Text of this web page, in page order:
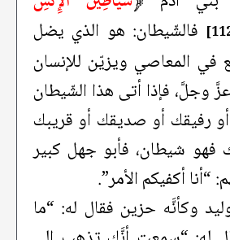
فالشّيطان: هو الذي يضل
في المعاصي ويزيّن للإنسان
وجلَّ، فإذا أتى هذا الشّيطان
رفيقك أو صديقك أو قريبك
فهو شيطان، فأبو جهل كبير
“أنا أكفيكم الأمر”.
وكأنَّه حزين فقال له: “ما